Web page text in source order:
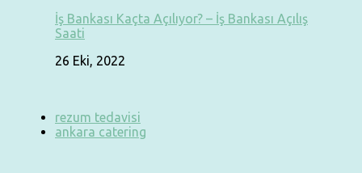
İş Bankası Kaçta Açılıyor? – İş Bankası Açılış
Saati
26 Eki, 2022
rezum tedavisi
ankara catering